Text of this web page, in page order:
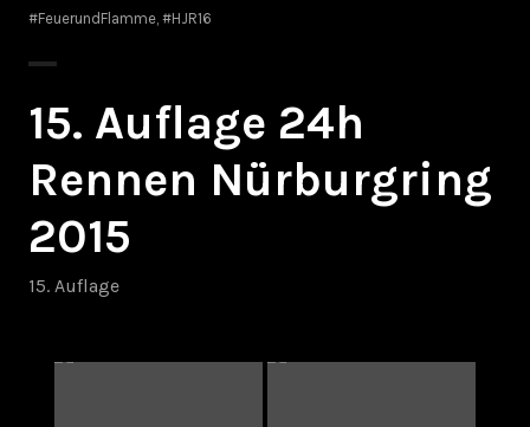
#FeuerundFlamme #HJR16
15. Auflage 24h
Rennen Nürburgring
2015
15. Auflage